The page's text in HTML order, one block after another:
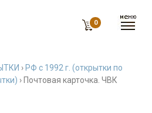
0
› РФ с 1992 г. (открытки по
› Почтовая карточка. ЧВК